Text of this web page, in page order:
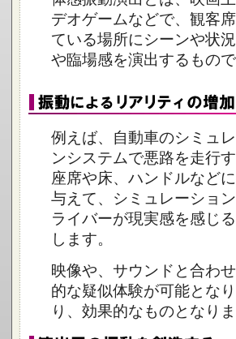
デオゲームなどで、観客
ている場所にシーンや状
や臨場感を演出するもので
例えば、自動車のシミュ
ンシステムで悪路を走行す
座席や床、ハンドルなど
与えて、シミュレーショ
ライバーが現実感を感じ
します。
映像や、サウンドと合わ
的な疑似体験が可能とな
り、効果的なものとなりま